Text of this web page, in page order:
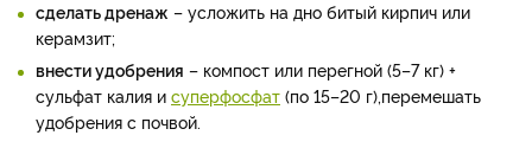
сделать дренаж – усложить на дно битый кирпич или
керамзит;
внести удобрения – компост или перегной (5–7 кг) +
сульфат калия и суперфосфат (по 15–20 г),перемешать
удобрения с почвой.